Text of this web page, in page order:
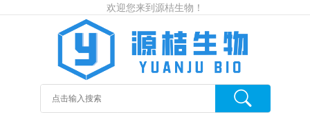
欢迎您来到源桔生物！